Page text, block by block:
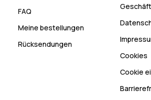
FAQ
Meine bestellungen
Rücksendungen
Cookies
Cookie